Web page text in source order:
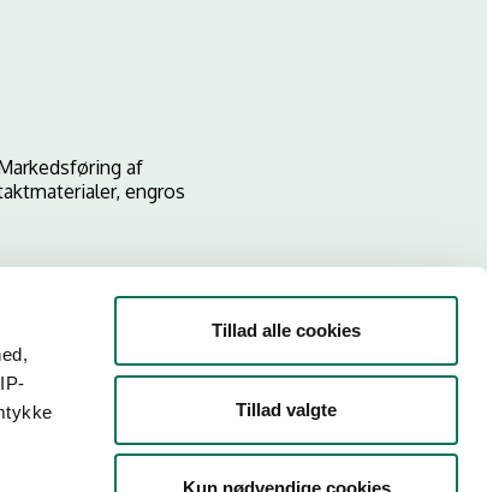
Tillad alle cookies
Tillad valgte
Kun nødvendige cookies
af
engros